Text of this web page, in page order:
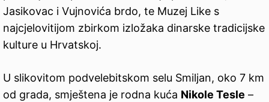
Jasikovac i Vujnovića brdo, te Muzej Like s
najcjelovitijom zbirkom izložaka dinarske tradicijske
kulture u Hrvatskoj.
U slikovitom podvelebitskom selu Smiljan, oko 7 km
od grada, smještena je rodna kuća Nikole Tesle –